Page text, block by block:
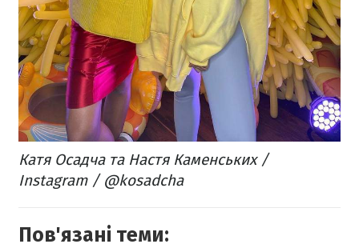
Катя Осадча та Настя Каменських /
Instagram / @kosadcha
Пов'язані теми: